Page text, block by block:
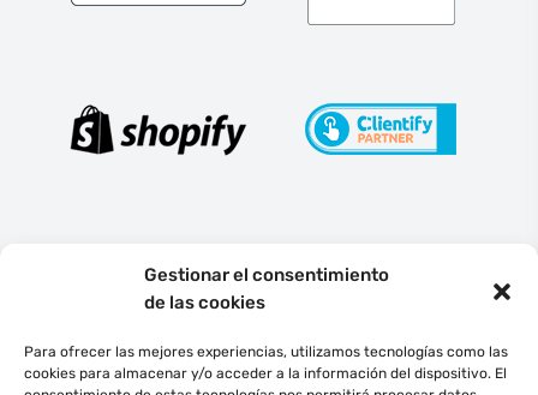
Gestionar el consentimiento
de las cookies
Para ofrecer las mejores experiencias, utilizamos tecnologías como las
cookies para almacenar y/o acceder a la información del dispositivo. El